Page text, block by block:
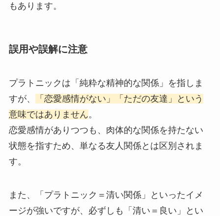
もあります。
誤用や誤解に注意
プラトニックは「純粋な精神的な関係」を指しま
すが、
「恋愛感情がない」「ただの友達」という
意味ではありません。
恋愛感情がありつつも、肉体的な関係を持たない
状態を指すため、単なる友人関係とは区別されま
す。
また、「プラトニック＝清い関係」といったイメ
ージが強いですが、必ずしも「清い＝良い」とい